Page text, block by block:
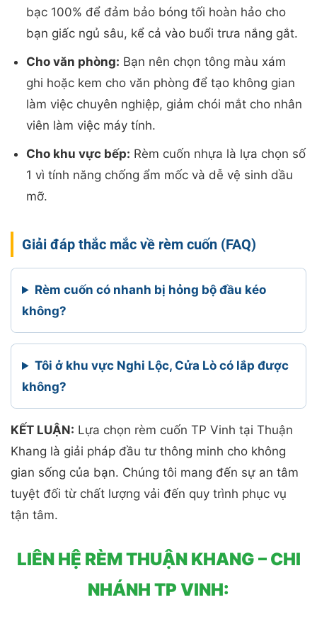
bạc 100% để đảm bảo bóng tối hoàn hảo cho
bạn giấc ngủ sâu, kể cả vào buổi trưa nắng gắt.
Cho văn phòng: Bạn nên chọn tông màu xám
ghi hoặc kem cho văn phòng để tạo không gian
làm việc chuyên nghiệp, giảm chói mắt cho nhân
viên làm việc máy tính.
Cho khu vực bếp: Rèm cuốn nhựa là lựa chọn số
1 vì tính năng chống ẩm mốc và dễ vệ sinh dầu
mỡ.
Giải đáp thắc mắc về rèm cuốn (FAQ)
Rèm cuốn có nhanh bị hỏng bộ đầu kéo
không?
Tôi ở khu vực Nghi Lộc, Cửa Lò có lắp được
không?
KẾT LUẬN: Lựa chọn rèm cuốn TP Vinh tại Thuận
Khang là giải pháp đầu tư thông minh cho không
gian sống của bạn. Chúng tôi mang đến sự an tâm
tuyệt đối từ chất lượng vải đến quy trình phục vụ
tận tâm.
LIÊN HỆ RÈM THUẬN KHANG – CHI
NHÁNH TP VINH: